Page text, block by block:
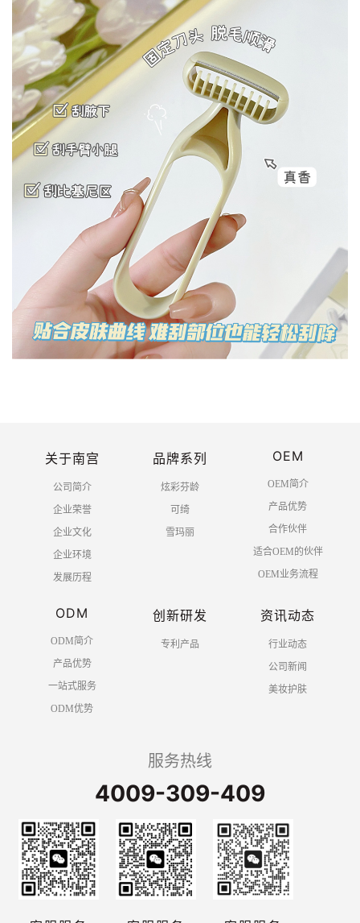
关于南宫
公司简介
企业荣誉
企业文化
企业环境
发展历程
品牌系列
炫彩芬龄
可绮
雪玛丽
OEM
OEM简介
产品优势
合作伙伴
适合OEM的伙伴
OEM业务流程
ODM
ODM简介
产品优势
一站式服务
ODM优势
创新研发
专利产品
资讯动态
行业动态
公司新闻
美妆护肤
服务热线
4009-309-409